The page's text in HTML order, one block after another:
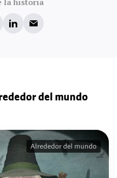
del mundo
Alrededor del mundo